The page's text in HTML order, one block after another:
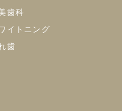
歯科
イトニング
歯